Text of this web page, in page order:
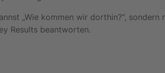
„Wie kommen wir dorthin?“,
Results beantworten.